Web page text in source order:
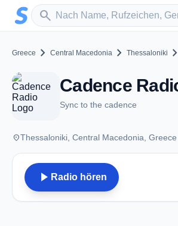
Zum Hauptinhalt springen
search
Sender suchen
Greece chevron_right Central Macedonia chevron_right Thessaloniki chevron_right
Sync to the cadence
placeThessaloniki, Central Macedonia, Greece
play_arrow Radio hören